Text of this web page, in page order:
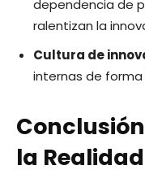
dependencia de
ralentizan la
Cultura de
internas de
la Realidad